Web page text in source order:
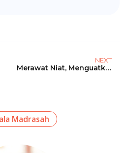
NEXT
Merawat Niat, Menguatkan Karakter: Spiritual Journey MTs Mulimas Al Mizan Lamongan
Madrasah